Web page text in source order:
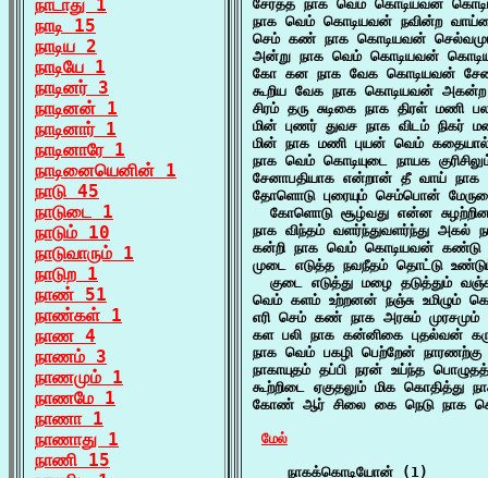
நாடாது 1
நாடி 15
நாடிய 2
நாடியே 1
நாடினர் 3
நாடினன் 1
நாடினார் 1
நாடினாரே 1
நாடினையெனின் 1
நாடு 45
நாடுடை 1
நாடும் 10
நாடுவாரும் 1
நாடுற 1
நாண் 51
நாண்கள் 1
நாண 4
நாணம் 3
நாணமும் 1
நாணமே 1
நாணா 1
நாணாது 1
நாணி 15
சேர்த்த நாக வெம் கொடியவன்
நாக வெம் கொடியவன் நவின்ற
செம் கண் நாக கொடியவன்
அன்று நாக வெம் கொடியவன்
கோ கன நாக வேக கொடியவன்
கூறிய வேக நாக கொடியவன்
சிரம் தரு சுடிகை நாக திரள் மணி
மின் புணர் துவச நாக விடம் நிகர்
மின் நாக மணி புயன் வெம்
நாக வெம் கொடியுடை நாயக
சேனாபதியாக என்றான் தீ வாய்
தோளொடு புரையும் செம்பொன்
கோளொடு சூழ்வது என்ன
நாக விந்தம் வளர்ந்துவளர்ந்து அகல்
கன்றி நாக வெம் கொடியவன்
முடை எடுத்த நவநீதம் தொட்டு
குடை எடுத்து மழை தடுத்தும்
வெம் களம் உற்றனன் நஞ்சு உமிழும்
எரி செம் கண் நாக அரசும் முரசமும்
கள பலி நாக கன்னிகை புதல்வன்
நாக வெம் பகழி பெற்றேன்
நாகாயுதம் தப்பி நரன் உய்ந்த
கூற்றிடை ஏகுதலும் மிக கொதித்து
கோண் ஆர் சிலை கை நெடு நாக
மேல்
    நாகக்கொடியோன் (1)